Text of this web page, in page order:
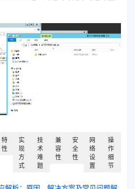
特
性
实
现
方
式
技
术
难
题
兼
容
性
安
全
性
网
络
设
置
操
作
细
节